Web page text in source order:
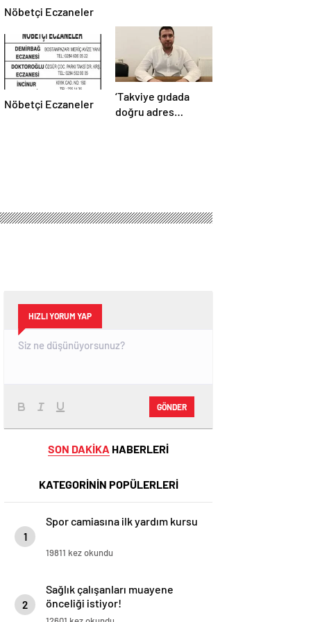
Nöbetçi Eczaneler
Nöbetçi Eczaneler
‘Takviye gıdada
doğru adres
HIZLI YORUM YAP
GÖNDER
SON DAKİKA HABERLERİ
KATEGORİNİN POPÜLERLERİ
1
Spor camiasına ilk yardım kursu
19811 kez okundu
2
Sağlık çalışanları muayene
önceliği istiyor!